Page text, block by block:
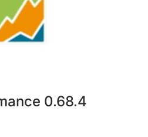
0.68.4